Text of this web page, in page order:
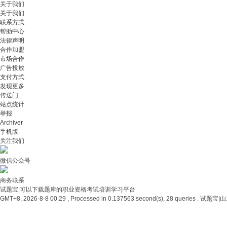
关于我们
关于我们
联系方式
帮助中心
法律声明
合作加盟
市场合作
广告投放
支付方式
发现更多
传送门
站点统计
举报
Archiver
手机版
关注我们
微信公众号
商务联系
试题宝|可以下载题库的职业资格考试培训学习平台
GMT+8, 2026-8-8 00:29 , Processed in 0.137563 second(s), 28 queries . 试题宝|